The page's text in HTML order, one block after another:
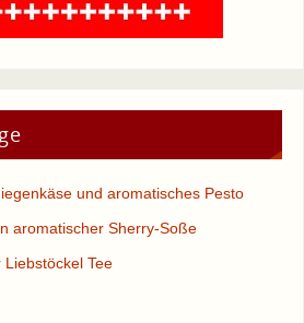
und aromatisches Pesto
aromatischer Sherry-Soße
Tee